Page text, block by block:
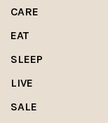
CARE
EAT
SLEEP
LIVE
SALE